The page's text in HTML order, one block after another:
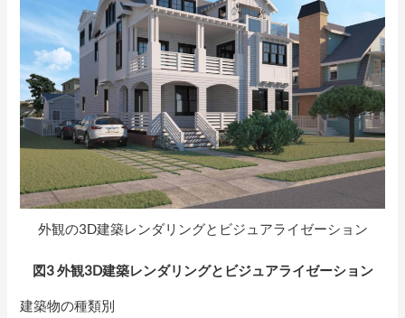
外観の3D建築レンダリングとビジュアライゼーション
図3 外観3D建築レンダリングとビジュアライゼーション
建築物の種類別